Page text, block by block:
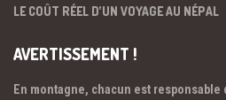
LE COÛT RÉEL D’UN VOYAGE AU NÉPAL
AVERTISSEMENT !
En montagne, chacun est responsable